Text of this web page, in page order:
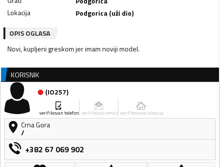
Lokacija
Podgorica (uži dio)
OPIS OGLASA
Novi, kupljeni greskom jer imam noviji model.
KORISNIK
(IO257)
verifikovan telefon verifikovan email verifikovana lokacija
Crna Gora
/
+382 67 069 902